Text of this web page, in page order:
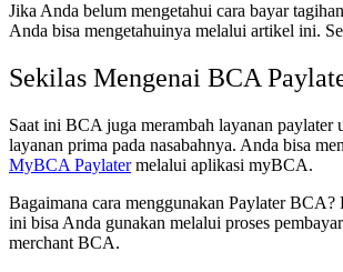
Jika Anda belum mengetahui cara bayar
Anda bisa mengetahuinya melalui artikel ini.
Sekilas Mengenai BCA
Saat ini BCA juga merambah layanan paylater
layanan prima pada nasabahnya. Anda bisa
MyBCA Paylatermelalui aplikasi myBCA.
Bagaimana cara menggunakan Paylater BCA?
ini bisa Anda gunakan melalui proses
merchant BCA.